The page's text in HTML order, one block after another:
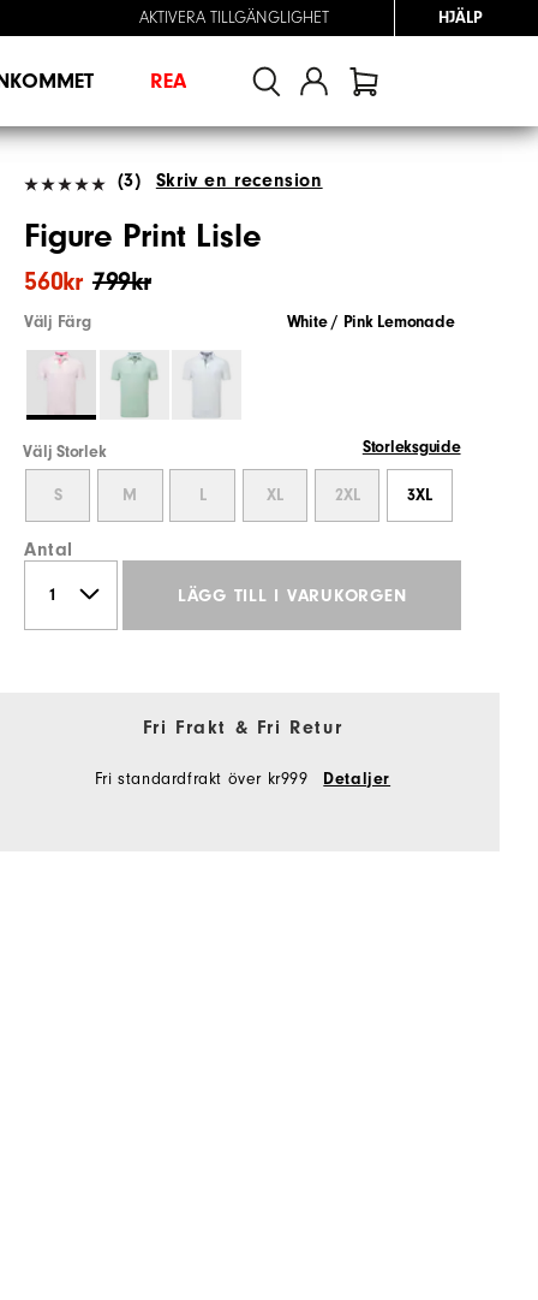
AKTIVERA TILLGÄNGLIGHET HJÄLP
REA
(3) Skriv en recension
Figure Print Lisle
799kr
560kr
Välj Färg White / Pink Lemonade
Välj Storlek Storleksguide
S M L XL 2XL 3XL
Antal
LÄGG TILL I VARUKORGEN
Fri Frakt & Fri Retur
Fri standardfrakt över kr999 Detaljer